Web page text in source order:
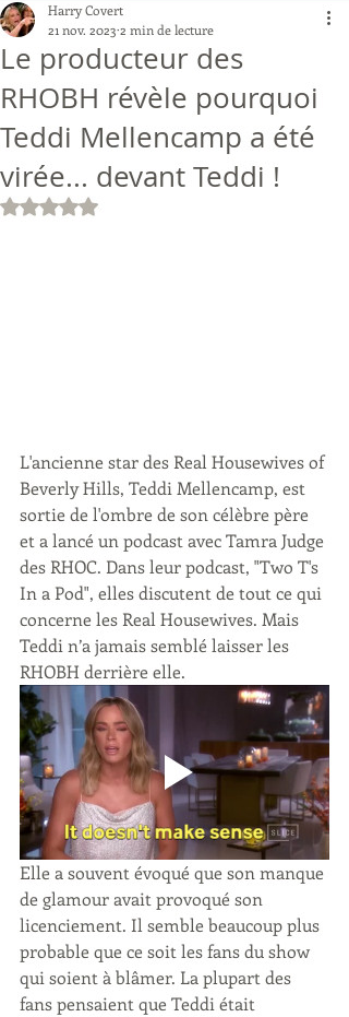
Le producteur des
RHOBH révèle pourquoi
Teddi Mellencamp a été
virée... devant Teddi !
Harry Covert
21 nov. 2023 2 min de lecture
Noté NaN étoiles sur 5.
L'ancienne star des Real Housewives of
Beverly Hills, Teddi Mellencamp, est
sortie de l'ombre de son célèbre père
et a lancé un podcast avec Tamra Judge
des RHOC. Dans leur podcast, "Two T's
In a Pod", elles discutent de tout ce qui
concerne les Real Housewives. Mais
Teddi n’a jamais semblé laisser les
RHOBH derrière elle.
Elle a souvent évoqué que son manque
de glamour avait provoqué son
licenciement. Il semble beaucoup plus
probable que ce soit les fans du show
qui soient à blâmer. La plupart des
fans pensaient que Teddi était